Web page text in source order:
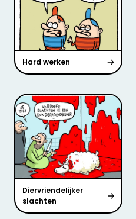
Hard werken
Diervriendelijker
slachten